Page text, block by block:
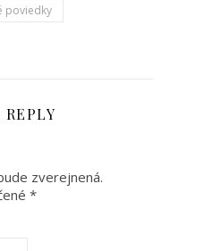
poviedky
REPLY
zverejnená.
*